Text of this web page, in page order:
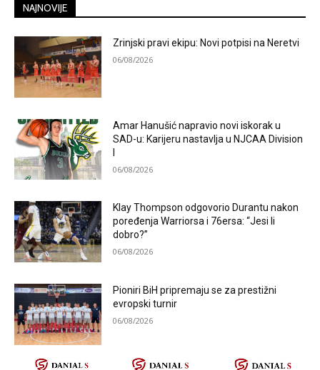
NAJNOVIJE
Zrinjski pravi ekipu: Novi potpisi na Neretvi
06/08/2026
Amar Hanušić napravio novi iskorak u
SAD-u: Karijeru nastavlja u NJCAA Division
I
06/08/2026
Klay Thompson odgovorio Durantu nakon
poređenja Warriorsa i 76ersa: “Jesi li
dobro?”
06/08/2026
Pioniri BiH pripremaju se za prestižni
evropski turnir
06/08/2026